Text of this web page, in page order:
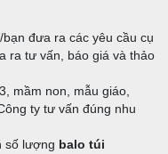
đưa ra các yêu cầu cụ
ra tư vấn, báo giá và thảo
mầm non, mẫu giáo,
ty tư vấn đúng nhu
số lượng balo túi